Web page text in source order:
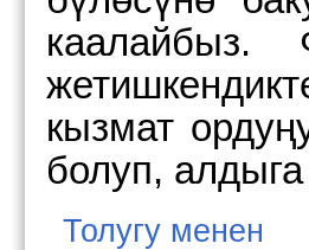
каалайбыз.
кызмат
болуп,
Толугу менен